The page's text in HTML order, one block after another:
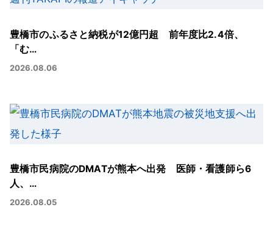
豊橋市のふるさと納税が12億円超 前年度比2.4倍、
「む…
2026.08.06
豊橋市民病院のDMATが熊本へ出発 医師・看護師ら6
人、…
2026.08.05